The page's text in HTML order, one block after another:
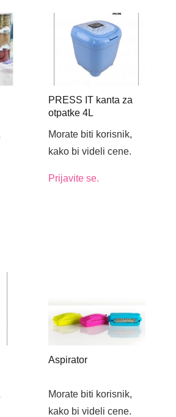
PRESS IT kanta za
otpatke 4L
Morate biti korisnik,
kako bi videli cene.
Prijavite se.
Aspirator
Morate biti korisnik,
kako bi videli cene.